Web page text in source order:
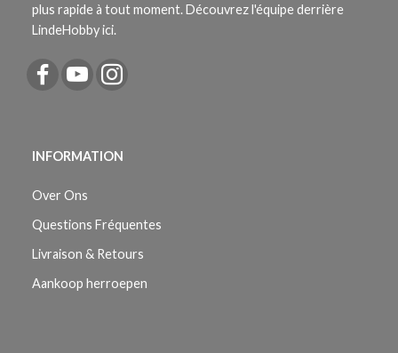
plus rapide à tout moment. Découvrez l'équipe derrière
LindeHobby ici.
INFORMATION
Over Ons
Questions Fréquentes
Livraison & Retours
Aankoop herroepen